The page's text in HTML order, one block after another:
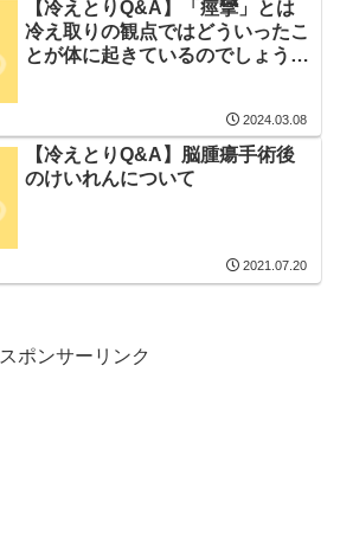
【冷えとりQ&A】「痙攣」とは
冷え取りの観点ではどういったこ
とが体に起きているのでしょう
2024.03.08
【冷えとりQ&A】脳腫瘍手術後
のけいれんについて
2021.07.20
スポンサーリンク